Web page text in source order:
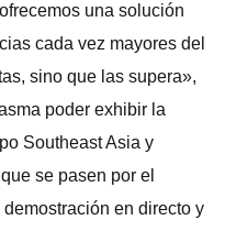
una solución
cada vez mayores del
sino que las supera»,
poder exhibir la
Southeast Asia y
se pasen por el
en directo y